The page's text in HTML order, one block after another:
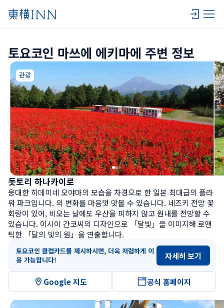
토요코인 마쓰에 에키마에 주변 정보
관광
돗토리 하나카이로
웅대한 히데미네 오야마의 모습을 차경으로 한 일본 최대급의 플라
워 파크입니다. 의 변화를 마음껏 맛볼 수 있습니다. 네즈키 전망 꽃
회랑이 있어, 비오는 날에도 우산을 피하지 않고 원내를 전망할 수
있습니다. 이시이 간코씨의 디자인으로 「달빛」을 이미지해 로맨
틱한 「달의 빛의 원」을 연출합니다.
토요코인 클럽카드를 제시하시면, 더욱 저렴하게 이
용 가능합니다!
자세히 보기
Google 지도 공식 홈페이지